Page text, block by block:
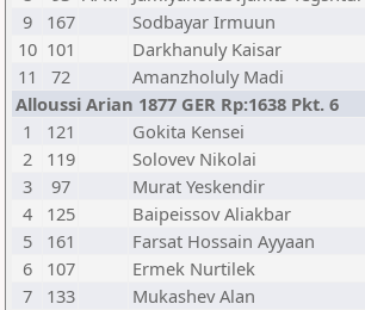
9
167 Sodbayar Irmuun
10 101 Darkhanuly Kaisar
11
72 Amanzholuly Madi
Alloussi Arian 1877 GER Rp:1638 Pkt. 6
1
121 Gokita Kensei
2
119 Solovev Nikolai
3
97 Murat Yeskendir
4
125 Baipeissov Aliakbar
5
161 Farsat Hossain Ayyaan
6
107 Ermek Nurtilek
7
133 Mukashev Alan